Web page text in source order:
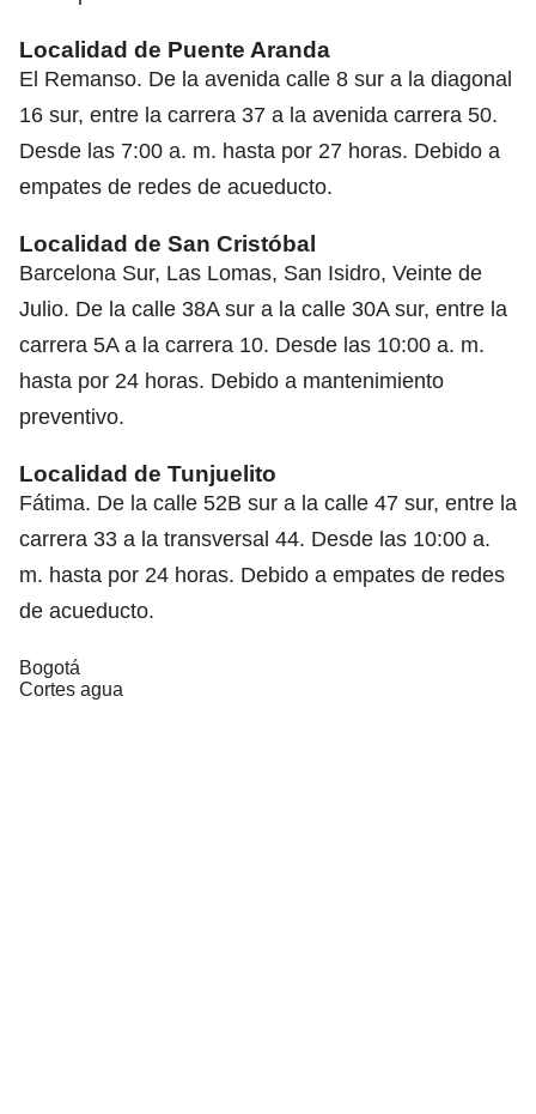
Localidad de Puente Aranda
El Remanso. De la avenida calle 8 sur a la diagonal
16 sur, entre la carrera 37 a la avenida carrera 50.
Desde las 7:00 a. m. hasta por 27 horas. Debido a
empates de redes de acueducto.
Localidad de San Cristóbal
Barcelona Sur, Las Lomas, San Isidro, Veinte de
Julio. De la calle 38A sur a la calle 30A sur, entre la
carrera 5A a la carrera 10. Desde las 10:00 a. m.
hasta por 24 horas. Debido a mantenimiento
preventivo.
Localidad de Tunjuelito
Fátima. De la calle 52B sur a la calle 47 sur, entre la
carrera 33 a la transversal 44. Desde las 10:00 a.
m. hasta por 24 horas. Debido a empates de redes
de acueducto.
Bogotá
Cortes agua